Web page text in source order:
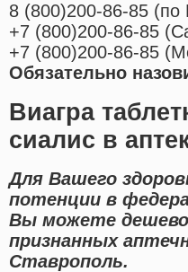
8 (800)200-86-85 (по
+7 (800)200-86-85 (
+7 (800)200-86-85 (
Обязательно
Виагра
сиалис в
Для Вашего
потенции в
Вы можете дешево
признанных
Ставрополь.